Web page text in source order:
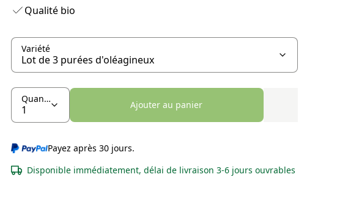
Qualité bio
Variété
Quantité
Ajouter au panier
Payez après 30 jours.
Disponible immédiatement, délai de livraison 3-6 jours ouvrables